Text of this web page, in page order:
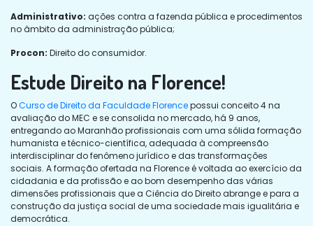
Administrativo: ações contra a fazenda pública e procedimentos
no âmbito da administração pública;
Procon: Direito do consumidor.
Estude Direito na Florence!
OCurso de Direito da Faculdade Florencepossui conceito 4 na
avaliação do MEC e se consolida no mercado, há 9 anos,
entregando ao Maranhão profissionais com uma sólida formação
humanista e técnico-científica, adequada à compreensão
interdisciplinar do fenômeno jurídico e das transformações
sociais. A formação ofertada na Florence é voltada ao exercício da
cidadania e da profissão e ao bom desempenho das várias
dimensões profissionais que a Ciência do Direito abrange e para a
construção da justiça social de uma sociedade mais igualitária e
democrática.